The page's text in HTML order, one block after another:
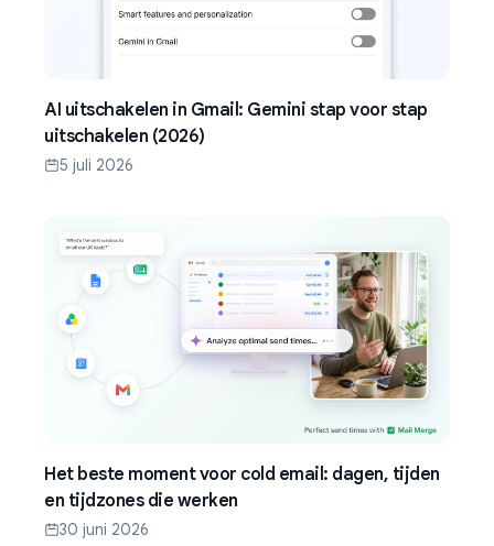
AI uitschakelen in Gmail: Gemini stap voor stap
uitschakelen (2026)
5 juli 2026
Het beste moment voor cold email: dagen, tijden
en tijdzones die werken
30 juni 2026